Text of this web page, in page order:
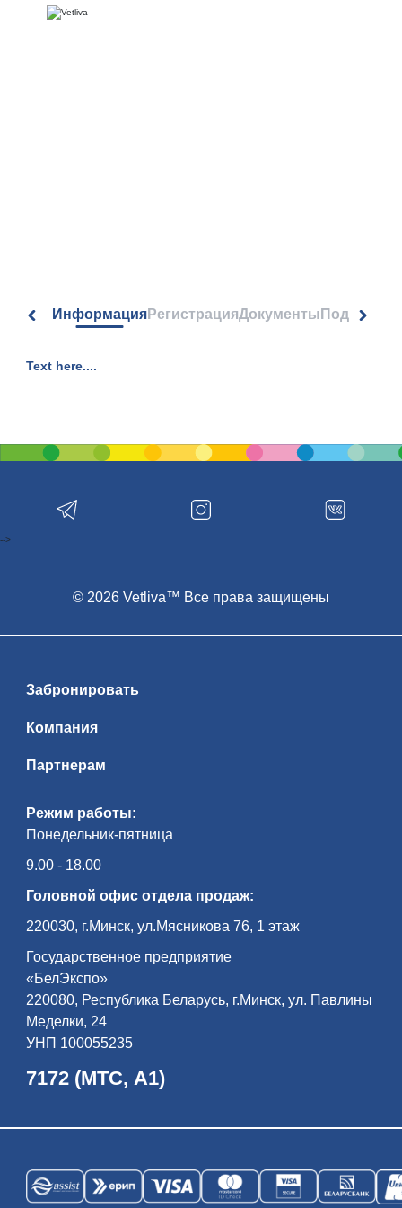
ИнформацияРегистрацияДокументы Подписка
Text here....
Режим работы:
Понедельник-пятница
9.00 - 18.00
Головной офис отдела продаж:
220030, г.Минск, ул.Мясникова 76, 1 этаж
Государственное предприятие
«БелЭкспо»
220080, Республика Беларусь, г.Минск, ул. Павлины
Меделки, 24
УНП 100055235
7172 (МТС, А1)
Забронировать
Компания
Партнерам
© 2026 Vetliva™ Все права защищены
-->